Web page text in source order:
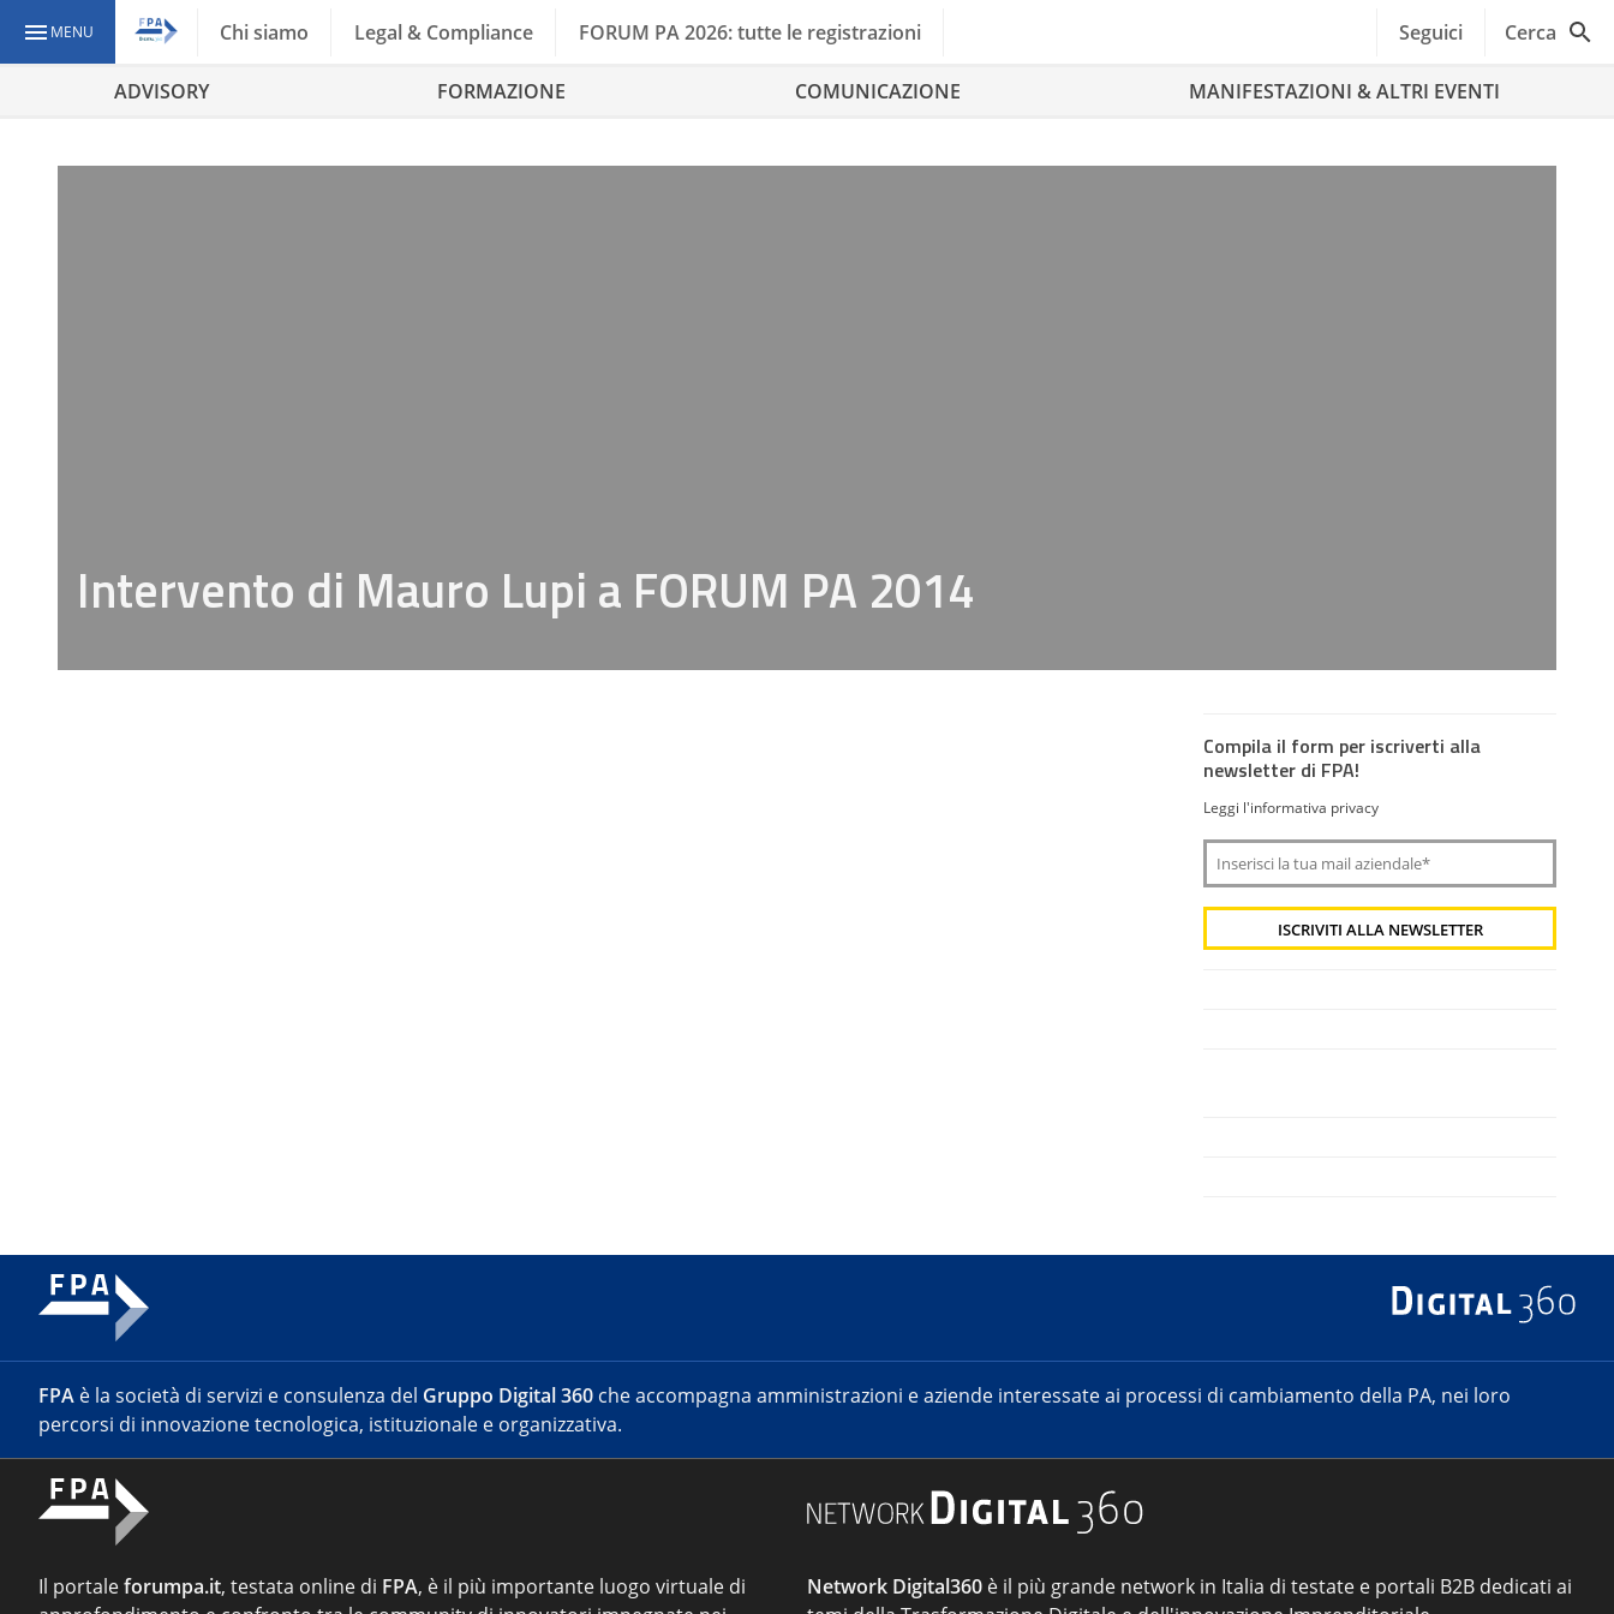
MENU Chi siamo Legal & Compliance FORUM PA 2026: tutte le registrazioni Seguici Cerca
ADVISORY FORMAZIONE COMUNICAZIONE MANIFESTAZIONI & ALTRI EVENTI
Intervento di Mauro Lupi a FORUM PA 2014
Compila il form per iscriverti alla
newsletter di FPA!
Leggi l'informativa privacy
FPA è la società di servizi e consulenza del Gruppo Digital 360 che accompagna amministrazioni e aziende interessate ai processi di cambiamento della PA, nei loro
percorsi di innovazione tecnologica, istituzionale e organizzativa.
Il portaleforumpa.it, testata online di FPA, è il più importante luogo virtuale di
Network Digital360 è il più grande network in Italia di testate e portali B2B dedicati ai